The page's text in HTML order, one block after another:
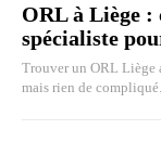
ORL à Liège :
spécialiste
Trouver un ORL Liège
mais rien de compliqué.